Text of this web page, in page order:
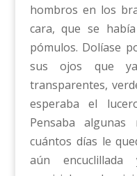
hombros en los
cara, que se
pómulos. Dolíase
sus ojos que
transparentes,
esperaba el
Pensaba
cuántos días le
aún